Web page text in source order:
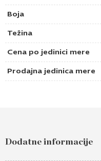
Boja
Težina
Cena po jedinici mere
Prodajna jedinica mere
Dodatne informacije